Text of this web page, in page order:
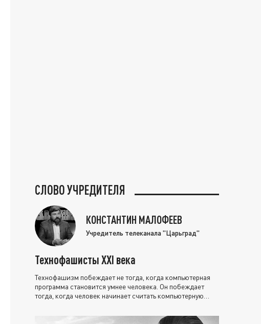
СЛОВО УЧРЕДИТЕЛЯ
КОНСТАНТИН МАЛОФЕЕВ
Учредитель телеканала "Царьград"
Технофашисты XXI века
Технофашизм побеждает не тогда, когда компьютерная
программа становится умнее человека. Он побеждает
тогда, когда человек начинает считать компьютерную